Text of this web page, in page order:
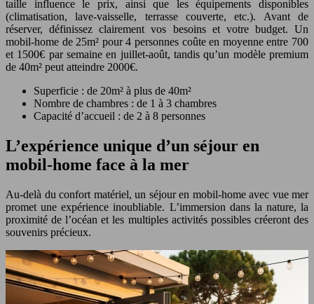
taille influence le prix, ainsi que les équipements disponibles
(climatisation, lave-vaisselle, terrasse couverte, etc.). Avant de
réserver, définissez clairement vos besoins et votre budget. Un
mobil-home de 25m² pour 4 personnes coûte en moyenne entre 700
et 1500€ par semaine en juillet-août, tandis qu’un modèle premium
de 40m² peut atteindre 2000€.
Superficie : de 20m² à plus de 40m²
Nombre de chambres : de 1 à 3 chambres
Capacité d’accueil : de 2 à 8 personnes
L’expérience unique d’un séjour en
mobil-home face à la mer
Au-delà du confort matériel, un séjour en mobil-home avec vue mer
promet une expérience inoubliable. L’immersion dans la nature, la
proximité de l’océan et les multiples activités possibles créeront des
souvenirs précieux.